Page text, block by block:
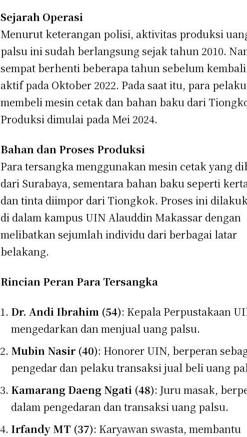
Sejarah Operasi
Menurut keterangan polisi, aktivitas produksi
palsu ini sudah berlangsung sejak tahun 2010.
sempat berhenti beberapa tahun sebelum kembali
aktif pada Oktober 2022. Pada saat itu, para pelaku
membeli mesin cetak dan bahan baku dari
Produksi dimulai pada Mei 2024.
Bahan dan Proses Produksi
Para tersangka menggunakan mesin cetak yang
dari Surabaya, sementara bahan baku seperti
dan tinta diimpor dari Tiongkok. Proses ini
di dalam kampus UIN Alauddin Makassar dengan
melibatkan sejumlah individu dari berbagai latar
belakang.
Rincian Peran Para Tersangka
Dr. Andi Ibrahim (54): Kepala Perpustakaan
mengedarkan dan menjual uang palsu.
Mubin Nasir (40): Honorer UIN, berperan
pengedar dan pelaku transaksi jual beli uang
Kamarang Daeng Ngati (48): Juru masak,
dalam pengedaran dan transaksi uang palsu.
Irfandy MT (37): Karyawan swasta, membantu